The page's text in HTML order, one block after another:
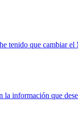
tenido que cambiar
información que